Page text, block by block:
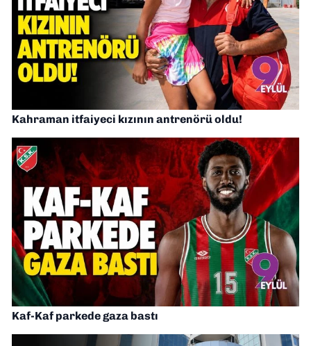
Kahraman itfaiyeci kızının antrenörü oldu!
Kaf-Kaf parkede gaza bastı